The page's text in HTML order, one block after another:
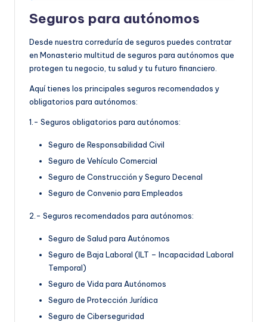
Seguros para autónomos
Desde nuestra correduría de seguros puedes contratar
en Monasterio multitud de seguros para autónomos que
protegen tu negocio, tu salud y tu futuro financiero.
Aquí tienes los principales seguros recomendados y
obligatorios para autónomos:
1.- Seguros obligatorios para autónomos:
Seguro de Responsabilidad Civil
Seguro de Vehículo Comercial
Seguro de Construcción y Seguro Decenal
Seguro de Convenio para Empleados
2.- Seguros recomendados para autónomos:
Seguro de Salud para Autónomos
Seguro de Baja Laboral (ILT – Incapacidad Laboral
Temporal)
Seguro de Vida para Autónomos
Seguro de Protección Jurídica
Seguro de Ciberseguridad